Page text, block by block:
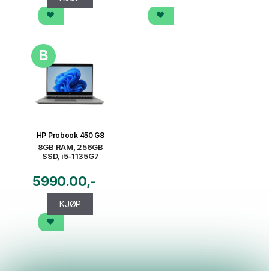
B
HP Probook 450 G8
8GB RAM, 256GB
SSD, i5-1135G7
5990.00
KJØP